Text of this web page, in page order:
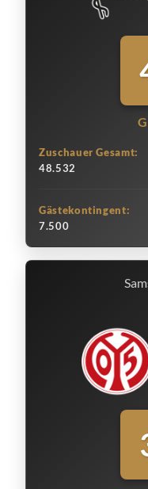
Zuschauer Gesamt:
48.532
Gästekontingent:
7.500